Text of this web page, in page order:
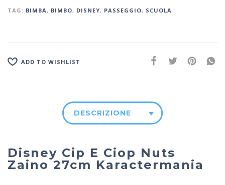
TAG: BIMBA, BIMBO, DISNEY, PASSEGGIO, SCUOLA
ADD TO WISHLIST
DESCRIZIONE
Disney Cip E Ciop Nuts
Zaino 27cm Karactermania